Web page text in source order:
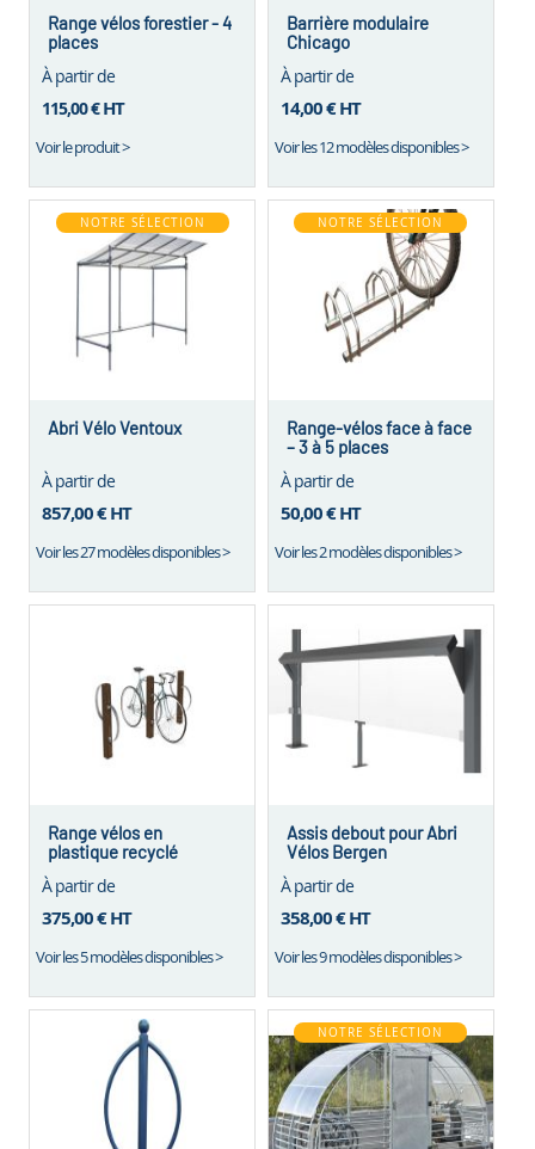
Range vélos forestier - 4
places
À partir de
115,00 €HT
Voir le produit >
Barrière modulaire
Chicago
À partir de
14,00 €HT
Voir les 12 modèles disponibles >
NOTRE SÉLECTION
Abri Vélo Ventoux
À partir de
857,00 €HT
Voir les 27 modèles disponibles >
NOTRE SÉLECTION
Range-vélos face à face
– 3 à 5 places
À partir de
50,00 €HT
Voir les 2 modèles disponibles >
Range vélos en
plastique recyclé
À partir de
375,00 €HT
Voir les 5 modèles disponibles >
Assis debout pour Abri
Vélos Bergen
À partir de
358,00 €HT
Voir les 9 modèles disponibles >
NOTRE SÉLECTION